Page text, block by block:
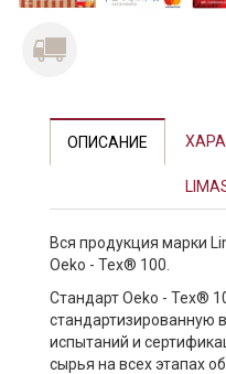
ОПИСАНИЕ
Вся продукция марки
Oeko - Tex® 100.
Стандарт Oeko - Tex®
стандартизированную
испытаний и
сырья на всех этапах